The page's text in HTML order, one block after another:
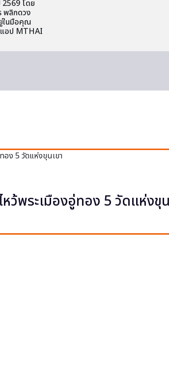
2569 โดย
พลิกดวง
ในมือคุณ
อป MTHAI
ว้พระเมืองอู่ทอง 5 วัดแห่งขุน